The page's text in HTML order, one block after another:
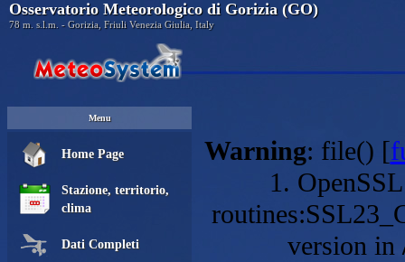
Osservatorio Meteorologico di Gorizia (GO)
78 m. s.l.m. - Gorizia, Friuli Venezia Giulia, Italy
Menu
Home Page
Stazione, territorio,
clima
Dati Completi
Warning: file() [
1.
version in